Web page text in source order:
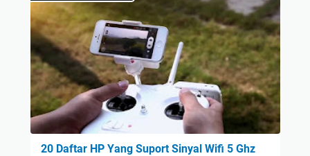
20 Daftar HP Yang Suport Sinyal Wifi 5 Ghz